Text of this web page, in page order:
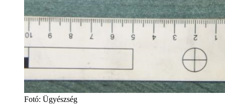
Fotó: Ügyészség